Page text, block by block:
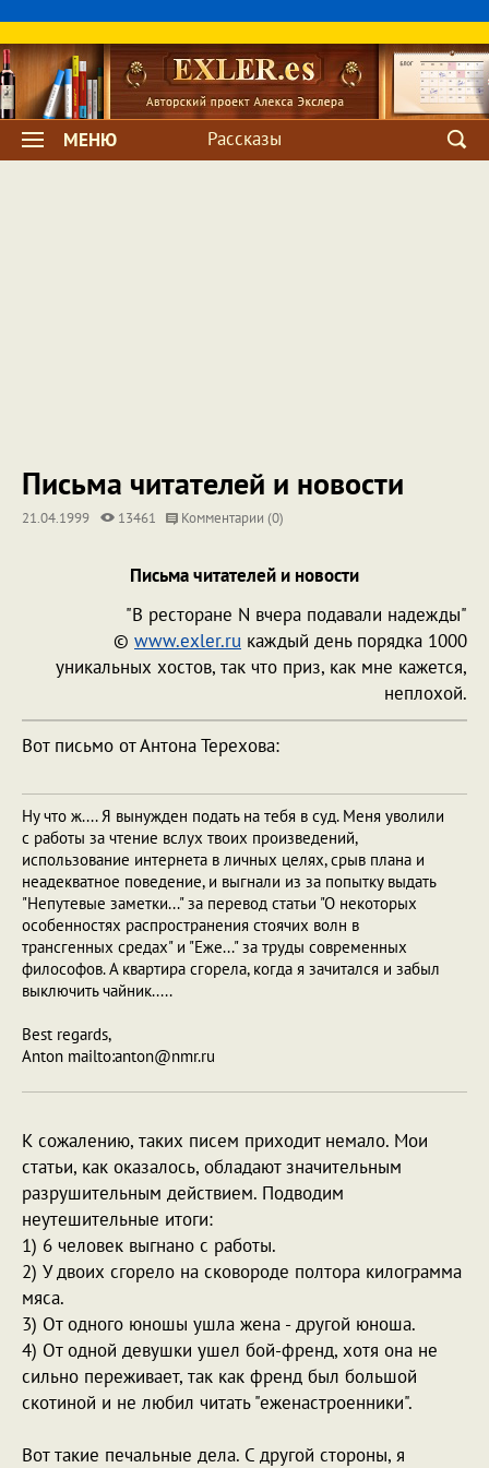
МЕНЮ Рассказы
Письма читателей и новости
21.04.1999 13461 Комментарии (0)
Письма читателей и новости
"В ресторане N вчера подавали надежды"
© www.exler.ru каждый день порядка 1000
уникальных хостов, так что приз, как мне кажется,
неплохой.
Вот письмо от Антона Терехова:
Ну что ж.... Я вынужден подать на тебя в суд. Меня уволили
с работы за чтение вслух твоих произведений,
использование интернета в личных целях, срыв плана и
неадекватное поведение, и выгнали из за попытку выдать
"Непутевые заметки..." за перевод статьи "О некоторых
особенностях распространения стоячих волн в
трансгенных средах" и "Еже..." за труды современных
философов. А квартира сгорела, когда я зачитался и забыл
выключить чайник.....
Best regards,
Anton mailto:anton@nmr.ru
К сожалению, таких писем приходит немало. Мои
статьи, как оказалось, обладают значительным
разрушительным действием. Подводим
неутешительные итоги:
1) 6 человек выгнано с работы.
2) У двоих сгорело на сковороде полтора килограмма
мяса.
3) От одного юношы ушла жена - другой юноша.
4) От одной девушки ушел бой-френд, хотя она не
сильно переживает, так как френд был большой
скотиной и не любил читать "еженастроенники".
Вот такие печальные дела. С другой стороны, я